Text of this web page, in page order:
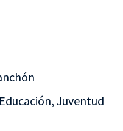
Juventud